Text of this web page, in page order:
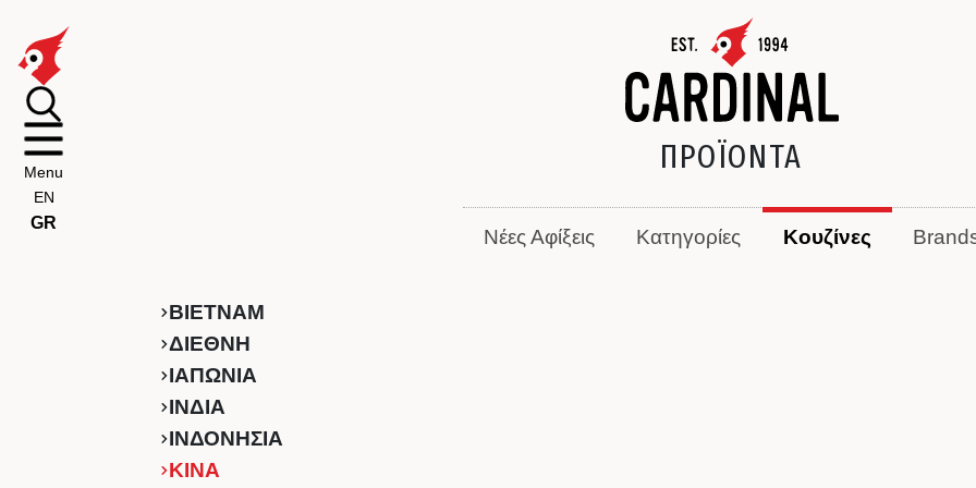
EN
GR
Menu ΠΡΟΪΟΝΤΑ
Νέες Αφίξεις Κατηγορίες Κουζίνες
ΒΙΕΤΝΑΜ
ΔΙΕΘΝΗ
ΙΑΠΩΝΙΑ
ΙΝΔΙΑ
ΙΝΔΟΝΗΣΙΑ
ΚINA